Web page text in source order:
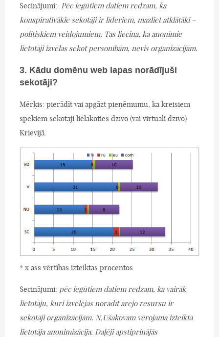
Secinājumi: Pēc iegūtiem datiem redzam, ka
konspiratīvākie sekotāji ir līderiem, mazliet atklātāki –
politiskiem veidojumiem. Tas liecina, ka anonīmie
lietotāji izvēlas sekot personībām, nevis organizācijām.
3. Kādu domēnu web lapas norādījuši
sekotāji?
Mērķis: pierādīt vai apgāzt pieņēmumu, ka kreisiem
spēkiem sekotāji lielākoties dzīvo (vai virtuāli dzīvo)
Krievijā.
* x ass vērtības izteiktas procentos
Secinājumi: pēc iegūtiem datiem redzam, ka vairāk
lietotāju, kuri izvēlējās norādīt ārējo resursu ir
sekotāji organizācijām. N.Ušakovam vērojama izteikta
lietotāja anonimizācija. Daļēji apstiprinājās